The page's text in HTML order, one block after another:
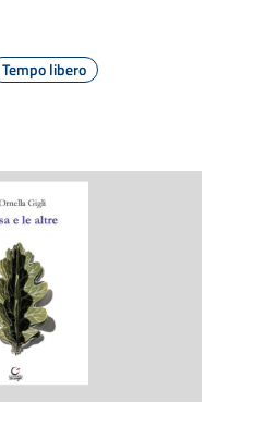
Tempo libero